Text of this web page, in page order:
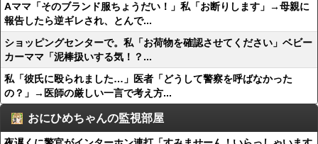
Aママ「そのブランド服ちょうだい！」私「お断りします」→母親に
報告したら逆ギレされ、とんで...
ショッピングセンターで。私「お荷物を確認させてください」ベビー
カーママ「泥棒扱いする気！？...
私「彼氏に殴られました…」医者「どうして警察を呼ばなかった
の？」→医師の厳しい一言で考え方...
おにひめちゃんの監視部屋